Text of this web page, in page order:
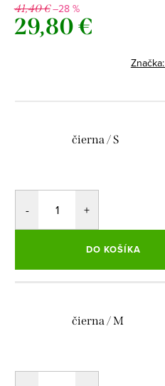
41,40 €–28 %
29,80 €
Značka:
čierna / S
DO KOŠÍKA
čierna / M